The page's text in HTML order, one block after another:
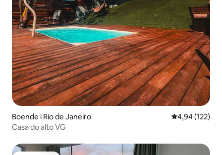
Boende i Rio de Janeiro 4,94 av 5 i
4,94 (122)
Casa do alto VG